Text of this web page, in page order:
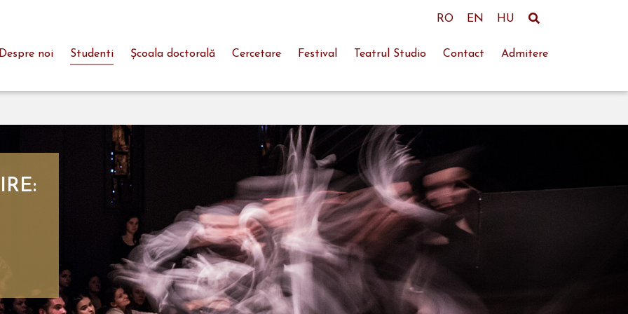
RO EN HU
Despre noi Studenti Şcoala doctorală Cercetare Festival Teatrul Studio Contact Admitere